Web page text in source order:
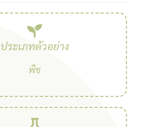
ประเภทตัวอย่าง
พืช